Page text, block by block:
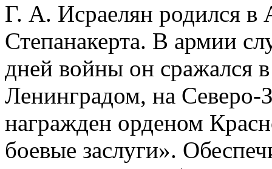
Г. А. Исраелян родился в
Степанакерта. В армии
дней войны он сражался
Ленинградом, на
награжден орденом
боевые заслуги».